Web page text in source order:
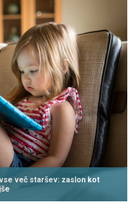
več staršev: zaslon kot